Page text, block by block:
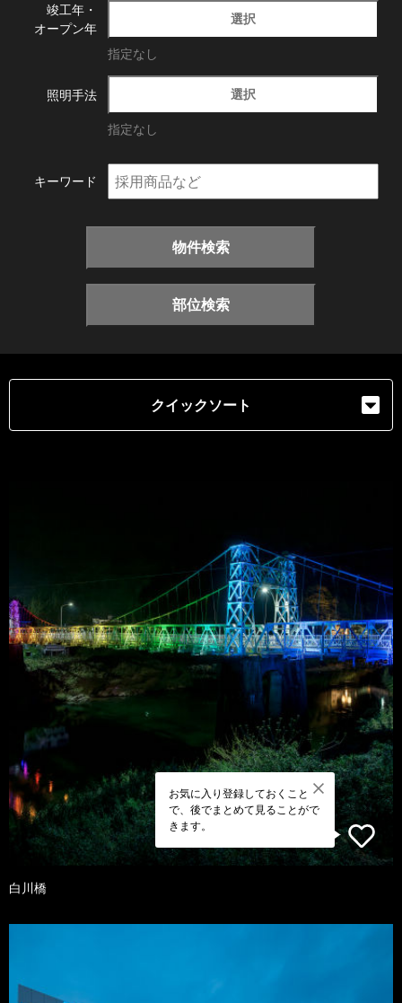
竣工年・
オープン年
選択
指定なし
照明手法 選択
指定なし
キーワード
物件検索
部位検索
クイックソート
お気に入り登録しておくこと
で、後でまとめて見ることがで
きます。
白川橋